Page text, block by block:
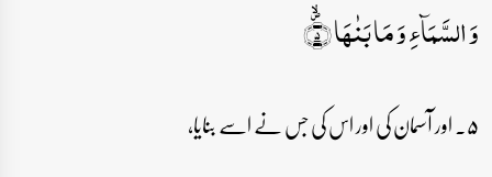
وَ السَّمَآءِ وَ مَا بَنٰہَا ۪ۙ﴿۵﴾
۵۔ اور آسمان کی اور اس کی جس نے اسے بنایا،